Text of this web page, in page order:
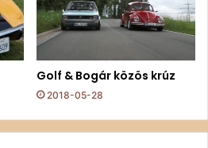
Golf & Bogár közös krúz
2018-05-28